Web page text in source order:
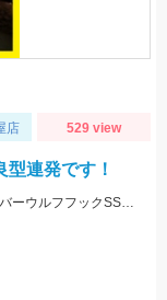
店 529 view
型連発です！
根掛かりが少ない泥底は掛かりの良い「ダイワ シルバーウルフフックSSストレート」「がまかつ 触角フック」がGOOD！